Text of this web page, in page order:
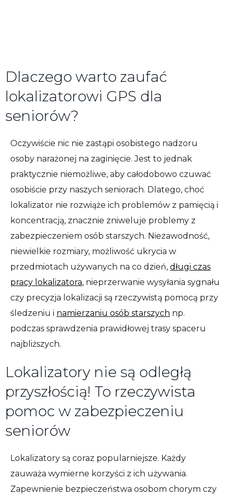
Dlaczego warto zaufać
lokalizatorowi GPS dla
seniorów?
Oczywiście nic nie zastąpi osobistego nadzoru
osoby narażonej na zaginięcie. Jest to jednak
praktycznie niemożliwe, aby całodobowo czuwać
osobiście przy naszych seniorach. Dlatego, choć
lokalizator nie rozwiąże ich problemów z pamięcią i
koncentracją, znacznie zniweluje problemy z
zabezpieczeniem osób starszych. Niezawodność,
niewielkie rozmiary, możliwość ukrycia w
przedmiotach używanych na co dzień, długi czas
pracy lokalizatora, nieprzerwanie wysyłania sygnału
czy precyzja lokalizacji są rzeczywistą pomocą przy
śledzeniu i namierzaniu osób starszych np.
podczas sprawdzenia prawidłowej trasy spaceru
najbliższych.
Lokalizatory nie są odległą
przyszłością! To rzeczywista
pomoc w zabezpieczeniu
seniorów
Lokalizatory są coraz popularniejsze. Każdy
zauważa wymierne korzyści z ich używania.
Zapewnienie bezpieczeństwa osobom chorym czy